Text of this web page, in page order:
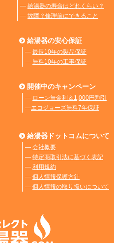
― 給湯器の寿命はどれくらい？
― 故障？修理前にできること
給湯器の安心保証
― 最長10年の製品保証
― 無料10年の工事保証
開催中のキャンペーン
― ローン無金利＆1,000円割引
―エコジョーズ無料7年保証
給湯器ドットコムについて
― 会社概要
― 特定商取引法に基づく表記
― 利用規約
― 個人情報保護方針
― 個人情報の取り扱いについて